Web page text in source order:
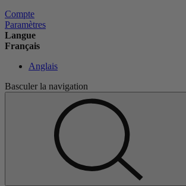
Compte
Paramètres
Langue
Français
Anglais
Basculer la navigation